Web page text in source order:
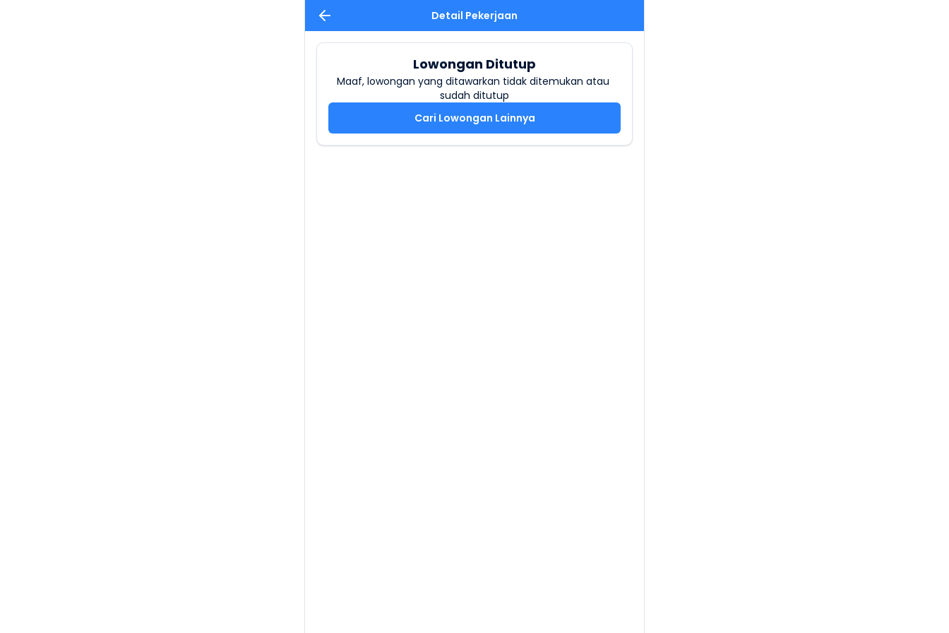
Detail Pekerjaan
Lowongan Ditutup
Maaf, lowongan yang ditawarkan tidak ditemukan atau
sudah ditutup
Cari Lowongan Lainnya